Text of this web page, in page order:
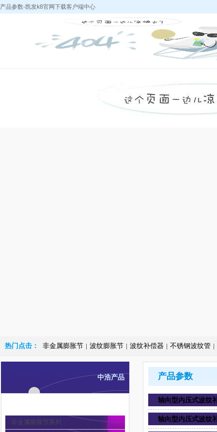
产品参数-凯发k8官网下载客户端中心
热门点击： 非金属膨胀节 波纹膨胀节 波纹补偿器 不锈钢波纹管
产品参数
轴向型内压式波纹
轴向型内压式波纹
中浩产品
非金属膨胀节系列